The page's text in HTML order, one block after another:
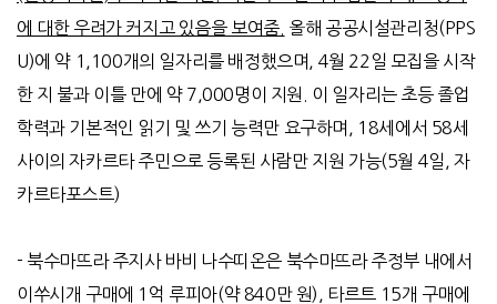
에 대한 우려가 커지고 있음을 보여줌. 올해 공공시설관리청(PPS
U)에 약 1,100개의 일자리를 배정했으며, 4월 22일 모집을 시작
한 지 불과 이틀 만에 약 7,000명이 지원. 이 일자리는 초등 졸업
학력과 기본적인 읽기 및 쓰기 능력만 요구하며, 18세에서 58세
사이의 자카르타 주민으로 등록된 사람만 지원 가능(5월 4일 ,자
카르타포스트)
- 북수마뜨라 주지사 바비 나수띠온은 북수마뜨라 주정부 내에서
이쑤시개 구매에
1 억 루피아(약840만 원), 타르트 15개 구매에